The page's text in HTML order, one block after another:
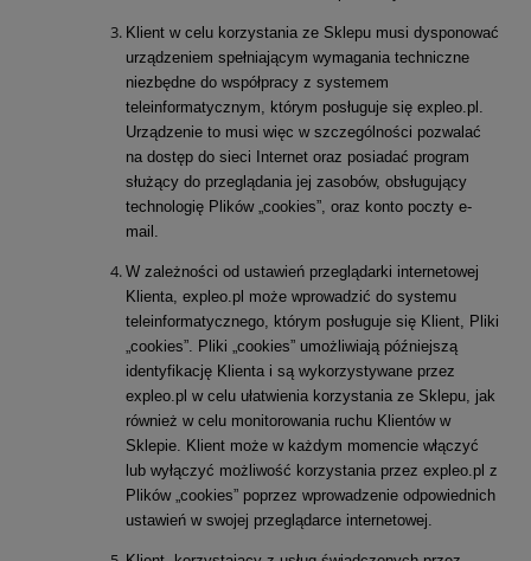
Klient w celu korzystania ze Sklepu musi dysponować
urządzeniem spełniającym wymagania techniczne
niezbędne do współpracy z systemem
teleinformatycznym, którym posługuje się expleo.pl.
Urządzenie to musi więc w szczególności pozwalać
na dostęp do sieci Internet oraz posiadać program
służący do przeglądania jej zasobów, obsługujący
technologię Plików „cookies”, oraz konto poczty e-
mail.
W zależności od ustawień przeglądarki internetowej
Klienta, expleo.pl może wprowadzić do systemu
teleinformatycznego, którym posługuje się Klient, Pliki
„cookies”. Pliki „cookies” umożliwiają późniejszą
identyfikację Klienta i są wykorzystywane przez
expleo.pl w celu ułatwienia korzystania ze Sklepu, jak
również w celu monitorowania ruchu Klientów w
Sklepie. Klient może w każdym momencie włączyć
lub wyłączyć możliwość korzystania przez expleo.pl z
Plików „cookies” poprzez wprowadzenie odpowiednich
ustawień w swojej przeglądarce internetowej.